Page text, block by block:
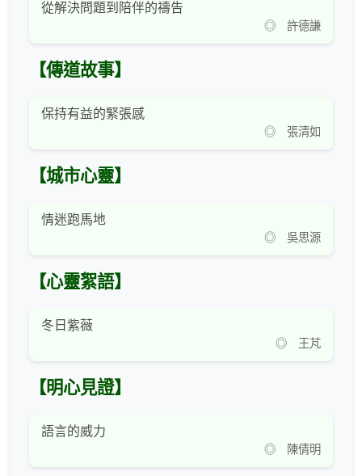
從解決問題到陪伴的禱告
◎ 許德謙
【傳道故事】
保持有益的緊張感
◎ 張清如
【城市心靈】
情迷跑馬地
◎ 吳思源
【心靈絮語】
冬日紫薇
◎ 王芃
【明心見證】
語言的威力
◎ 陳倩明